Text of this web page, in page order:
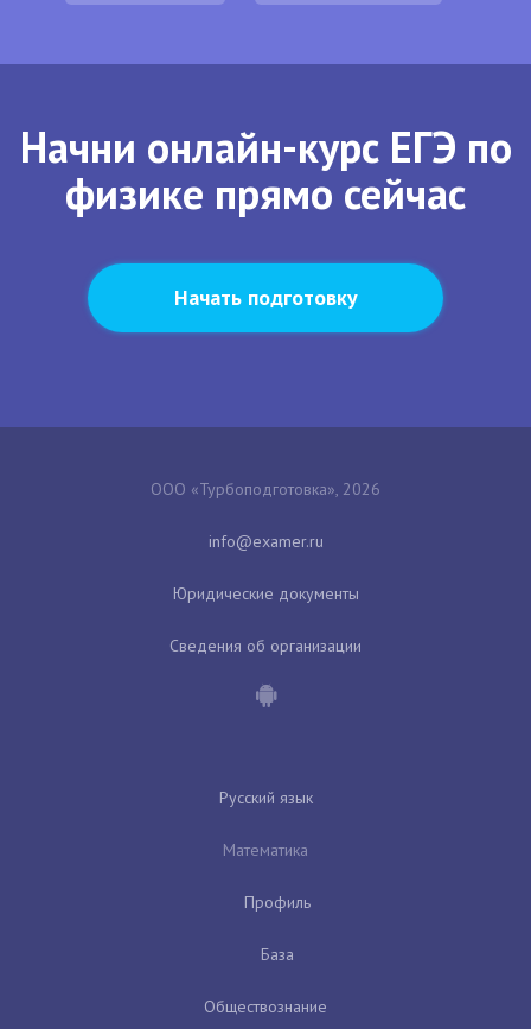
Начни онлайн-курс ЕГЭ по
физике прямо сейчас
Начать подготовку
ООО «Турбоподготовка», 2026
Юридические документы
Сведения об организации
Русский язык
Математика
Профиль
База
Обществознание